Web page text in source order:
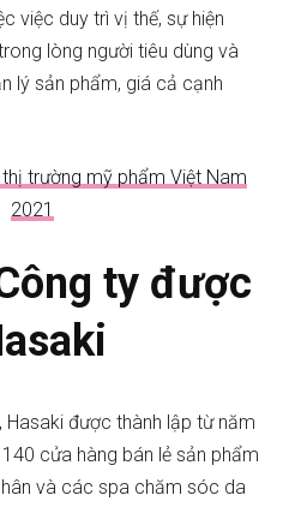
việc duy trì vị thế, sự hiện
lòng người tiêu dùng và
lý sản phẩm, giá cả cạnh
trường mỹ phẩm Việt Nam
2021
ty được
, Hasaki được thành lập từ năm
cửa hàng bán lẻ sản phẩm
và các spa chăm sóc da